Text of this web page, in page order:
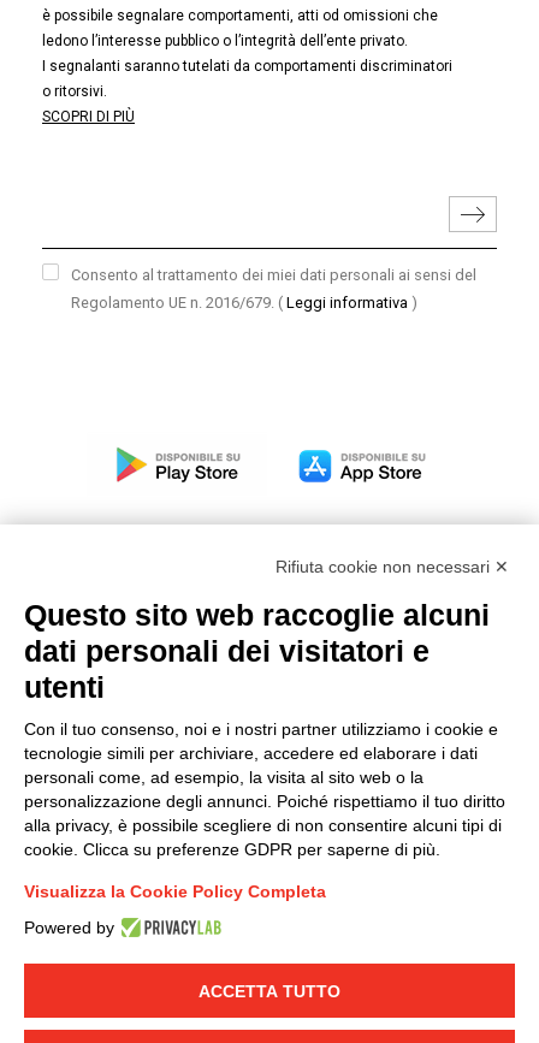
è possibile segnalare comportamenti, atti od omissioni che
ledono l’interesse pubblico o l’integrità dell’ente privato.
I segnalanti saranno tutelati da comportamenti discriminatori
o ritorsivi.
SCOPRI DI PIÙ
Consento al trattamento dei miei dati personali ai sensi del
Regolamento UE n. 2016/679. ( Leggi informativa )
LINKEDIN YOUTUBE
© 2019 - DKC Europe - -
Cookie-Yourbiz
Modello organizzativo, gestione e controllo – D. lgs.
231/2001
Condizioni generali di vendita DKC Power Solutions
Condizioni generali di acquisto
Codice etico
Rifiuta cookie non necessari ✕
Questo sito web raccoglie alcuni
dati personali dei visitatori e
utenti
Con il tuo consenso, noi e i nostri partner utilizziamo i cookie e
tecnologie simili per archiviare, accedere ed elaborare i dati
personali come, ad esempio, la visita al sito web o la
personalizzazione degli annunci. Poiché rispettiamo il tuo diritto
alla privacy, è possibile scegliere di non consentire alcuni tipi di
cookie. Clicca su preferenze GDPR per saperne di più.
Visualizza la Cookie Policy Completa
Powered by
ACCETTA TUTTO